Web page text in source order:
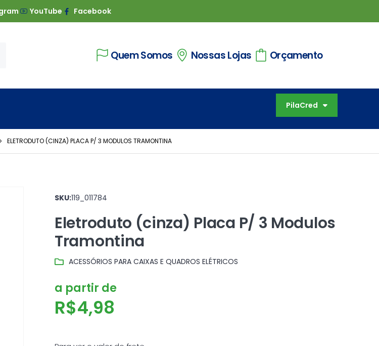
YouTube Facebook
Quem Somos Nossas Lojas Orçamento
PilaCred
ELETRODUTO (CINZA) PLACA P/ 3 MODULOS TRAMONTINA
SKU:119_011784
Eletroduto (cinza) Placa P/ 3 Modulos
Tramontina
ACESSÓRIOS PARA CAIXAS E QUADROS ELÉTRICOS
a partir de
R$4,98